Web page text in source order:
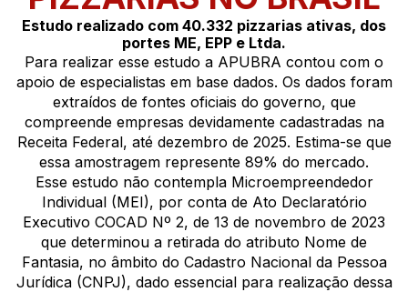
Estudo realizado com 40.332 pizzarias ativas, dos
portes ME, EPP e Ltda.
Para realizar esse estudo a APUBRA contou com o
apoio de especialistas em base dados. Os dados foram
extraídos de fontes oficiais do governo, que
compreende empresas devidamente cadastradas na
Receita Federal, até dezembro de 2025. Estima-se que
essa amostragem represente 89% do mercado.
Esse estudo não contempla Microempreendedor
Individual (MEI), por conta de Ato Declaratório
Executivo COCAD Nº 2, de 13 de novembro de 2023
que determinou a retirada do atributo Nome de
Fantasia, no âmbito do Cadastro Nacional da Pessoa
Jurídica (CNPJ), dado essencial para realização dessa